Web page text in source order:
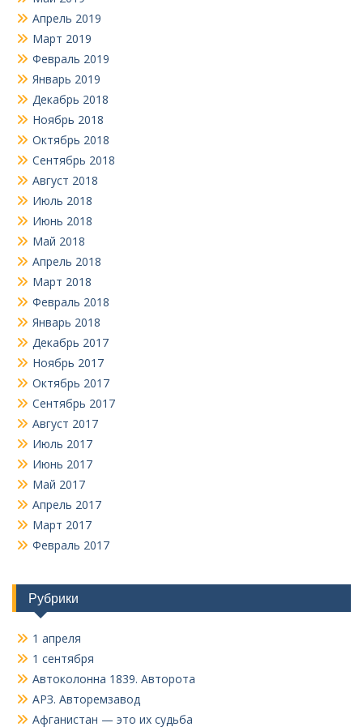
Апрель 2019
Март 2019
Февраль 2019
Январь 2019
Декабрь 2018
Ноябрь 2018
Октябрь 2018
Сентябрь 2018
Август 2018
Июль 2018
Июнь 2018
Май 2018
Апрель 2018
Март 2018
Февраль 2018
Январь 2018
Декабрь 2017
Ноябрь 2017
Октябрь 2017
Сентябрь 2017
Август 2017
Июль 2017
Июнь 2017
Май 2017
Апрель 2017
Март 2017
Февраль 2017
Рубрики
1 апреля
1 сентября
Автоколонна 1839. Авторота
АРЗ. Авторемзавод
Афганистан — это их судьба